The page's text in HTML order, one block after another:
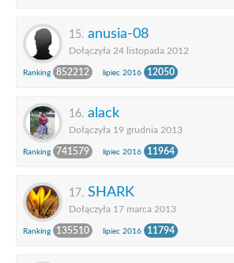
15. anusia-08
Dołączyła 24 listopada 2012
Ranking 852212 lipiec 2016 12050
16. alack
Dołączyła 19 grudnia 2013
Ranking 741579 lipiec 2016 11964
17. SHARK
Dołączyła 17 marca 2013
Ranking 135510 lipiec 2016 11794